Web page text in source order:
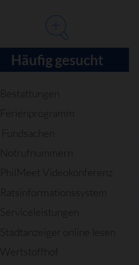
Häufig gesucht
Bestattungen
Ferienprogramm
Fundsachen
Notrufnummern
PhilMeet Videokonferenz
Ratsinformationssystem
Serviceleistungen
Stadtanzeiger online lesen
Wertstoffhof